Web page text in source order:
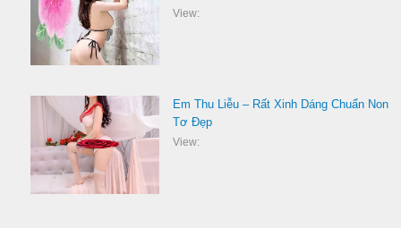
View:
Em Thu Liễu – Rất Xinh Dáng Chuẩn Non
Tơ Đẹp
View: